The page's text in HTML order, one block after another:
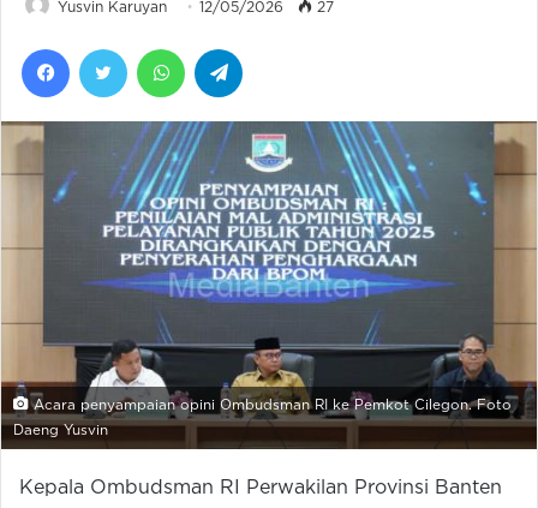
Yusvin Karuyan 12/05/2026 27
FacebookTwitter WhatsApp
Acara penyampaian opini Ombudsman RI ke Pemkot Cilegon. Foto
Daeng Yusvin
Kepala Ombudsman RI Perwakilan Provinsi Banten